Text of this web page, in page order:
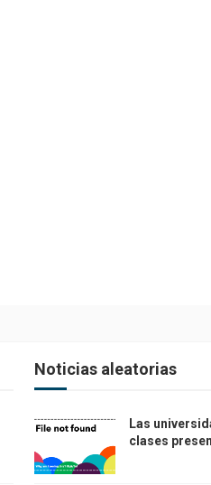
Noticias aleatorias
Las
clases